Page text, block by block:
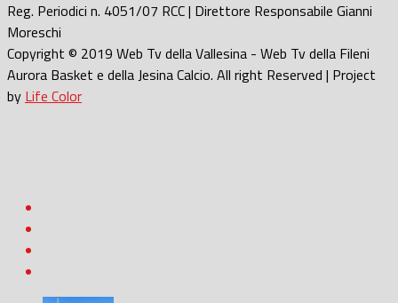
Reg. Periodici n. 4051/07 RCC | Direttore Responsabile Gianni
Moreschi
Copyright © 2019 Web Tv della Vallesina - Web Tv della Fileni
Aurora Basket e della Jesina Calcio. All right Reserved | Project
by Life Color